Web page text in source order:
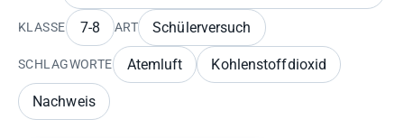
KLASSE 7-8 ART Schülerversuch
SCHLAGWORTE Atemluft Kohlenstoffdioxid
Nachweis